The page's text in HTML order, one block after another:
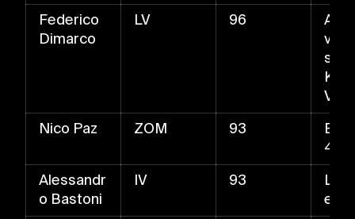
Federico
Dimarco
LV 96
s,
Nico Paz
ZOM 93
4×4
Alessandr
o Bastoni
IV 93
e